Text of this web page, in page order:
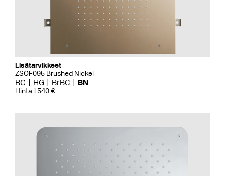
Lisätarvikkeet
ZSOF095 Brushed Nickel
BC HG BrBC BN
Hinta 1 540 €